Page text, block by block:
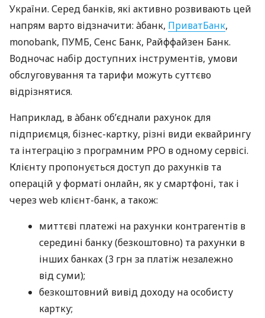
України. Серед банків, які активно розвивають цей
напрям варто відзначити: àбанк, ПриватБанк,
monobank, ПУМБ, Сенс Банк, Райффайзен Банк.
Водночас набір доступних інструментів, умови
обслуговування та тарифи можуть суттєво
відрізнятися.
Наприклад, в àбанк об’єднали рахунок для
підприємця, бізнес-картку, різні види еквайрингу
та інтеграцію з програмним РРО в одному сервісі.
Клієнту пропонується доступ до рахунків та
операцій у форматі онлайн, як у смартфоні, так і
через web клієнт-банк, а також:
миттєві платежі на рахунки контрагентів в
середині банку (безкоштовно) та рахунки в
інших банках (3 грн за платіж незалежно
від суми);
безкоштовний вивід доходу на особисту
картку;